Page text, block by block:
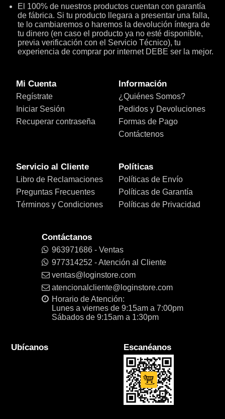
El 100% de nuestros productos cuentan con garantía
de fábrica. Si tu producto llegara a presentar una falla,
te lo cambiaremos o haremos la devolución íntegra de
tu dinero (en caso el producto ya no esté disponible,
previa verificación con el Servicio Técnico), tu
experiencia de comprar por internet DEBE ser la mejor.
Mi Cuenta
Regístrate
Iniciar Sesión
Recuperar contraseña
Información
¿Quiénes Somos?
Pedidos y Devoluciones
Formas de Pago
Contáctenos
Servicio al Cliente
Libro de Reclamaciones
Preguntas Frecuentes
Términos y Condiciones
Políticas
Políticas de Envío
Políticas de Garantía
Políticas de Privacidad
Contáctanos
963971686 - Ventas
977314252 - Atención al Cliente
ventas@loginstore.com
atencionalcliente@loginstore.com
Horario de Atención:
Lunes a viernes de 9:15am a 7:00pm
Sábados de 9:15am a 1:30pm
Ubícanos Escanéanos